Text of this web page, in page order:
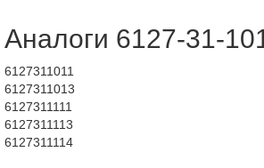
Аналоги 6127-31-
6127311011
6127311013
6127311111
6127311113
6127311114